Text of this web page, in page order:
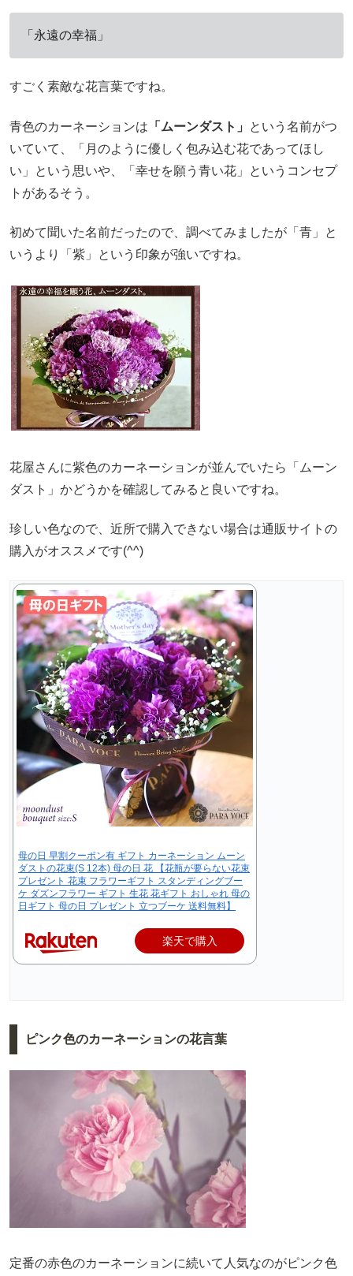
「永遠の幸福」
すごく素敵な花言葉ですね。
青色のカーネーションは 「ムーンダスト」
という名前がつ
いていて、「月のように優しく包み込む花であってほし
い」という思いや、「幸せを願う青い花」というコンセプ
トがあるそう。
初めて聞いた名前だったので、調べてみましたが「青」と
いうより「紫」という印象が強いですね。
花屋さんに紫色のカーネーションが並んでいたら「ムーン
ダスト」かどうかを確認してみると良いですね。
珍しい色なので、近所で購入できない場合は通販サイトの
購入がオススメです(^^)
母の日 早割クーポン有 ギフト カーネーション ムーン
ダストの花束(S 12本) 母の日 花 【花瓶が要らない花束
プレゼント 花束 フラワーギフト スタンディングブー
ケ ダズンフラワー ギフト 生花 花ギフト おしゃれ 母の
日ギフト 母の日 プレゼント 立つブーケ 送料無料】
楽天で購入
ピンク色のカーネーションの花言葉
定番の赤色のカーネーションに続いて人気なのがピンク色